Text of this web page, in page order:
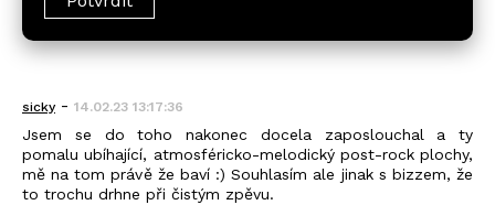
sicky - 14.02.23 13:17:36
Jsem se do toho nakonec docela zaposlouchal a ty
pomalu ubíhající, atmosféricko-melodický post-rock plochy,
mě na tom právě že baví :) Souhlasím ale jinak s bizzem, že
to trochu drhne při čistým zpěvu.